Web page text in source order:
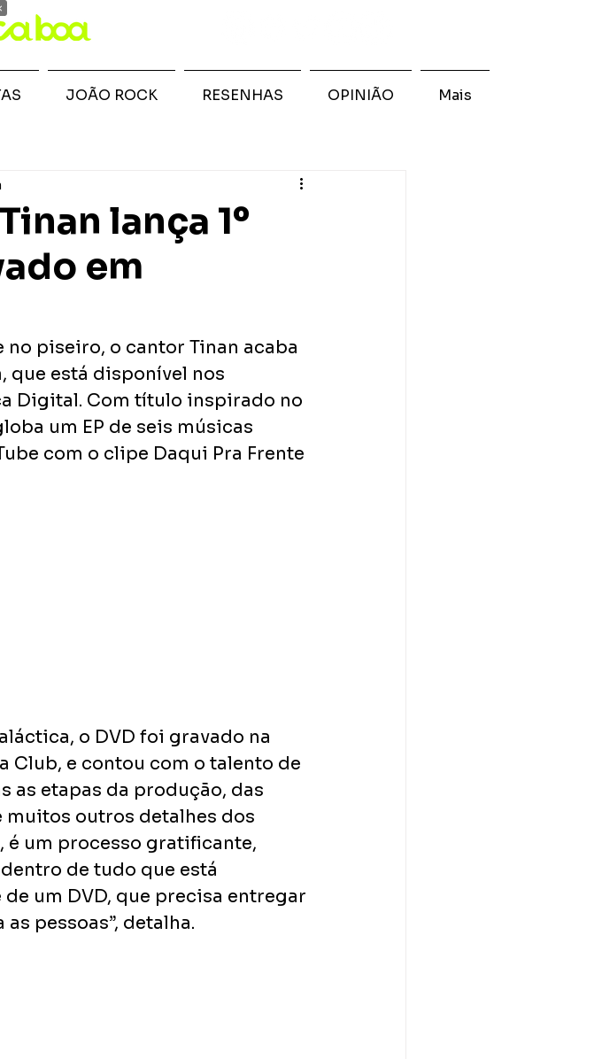
lança 1º
em
piseiro, o cantor Tinan acaba
que está disponível nos
Digital. Com título inspirado no
um EP de seis músicas
com o clipe Daqui Pra Frente
o DVD foi gravado na
Club, e contou com o talento de
as etapas da produção, das
outros detalhes dos
é um processo gratificante,
de tudo que está
um DVD, que precisa entregar
pessoas”, detalha.
JOÃO ROCK RESENHAS OPINIÃO Mais